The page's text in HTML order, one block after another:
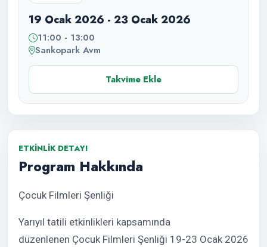
19 Ocak 2026 - 23 Ocak 2026
11:00 - 13:00
Sankopark Avm
Takvime Ekle
ETKINLIK DETAYI
Program Hakkında
Çocuk Filmleri Şenliği
Yarıyıl tatili etkinlikleri kapsamında
düzenlenen Çocuk Filmleri Şenliği 19-23 Ocak 2026